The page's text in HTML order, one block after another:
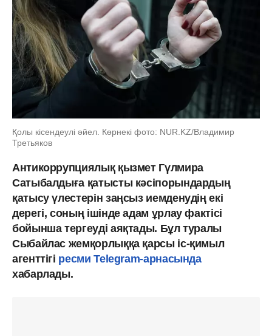
Қолы кісендеулі әйел. Көрнекі фото: NUR.KZ/Владимир
Третьяков
Антикоррупциялық қызмет Гүлмира
Сатыбалдыға қатысты кәсіпорындардың
қатысу үлестерін заңсыз иемденудің екі
дерегі, соның ішінде адам ұрлау фактісі
бойынша тергеуді аяқтады. Бұл туралы
Сыбайлас жемқорлыққа қарсы іс-қимыл
агенттігі ресми Telegram-арнасында
хабарлады.